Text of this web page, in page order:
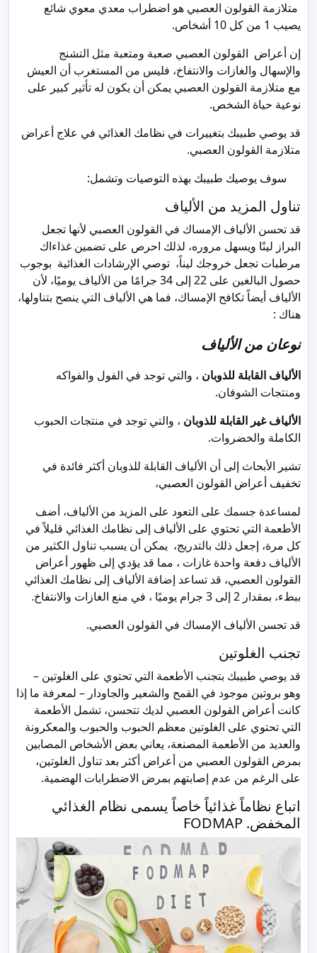
متلازمة القولون العصبي هو اضطراب معدي معوي شائع
يصيب 1 من كل 10 أشخاص.
إن أعراض القولون العصبي صعبة ومتعبة مثل التشنج
والإسهال والغازات والانتفاخ، فليس من المستغرب أن العيش
مع متلازمة القولون العصبي يمكن أن يكون له تأثير كبير على
نوعية حياة الشخص.
قد يوصي طبيبك بتغييرات في نظامك الغذائي في علاج أعراض
متلازمة القولون العصبي.
سوف يوصيك طبيبك بهذه التوصيات وتشمل:
تناول المزيد من الألياف
قد تحسن الألياف الإمساك في القولون العصبي لأنها تجعل
البراز لينًا ويسهل مروره، لذلك احرص على تضمين غذاءاك
مرطبات تجعل خروجك ليناً، توصي الإرشادات الغذائية بوجوب
حصول البالغين على 22 إلى 34 جرامًا من الألياف يوميًا، لأن
الألياف أيضاً تكافح الإمساك، فما هي الألياف التي ينصح بتناولها،
هناك :
نوعان من الألياف
الألياف القابلة للذوبان ، والتي توجد في الفول والفواكه
ومنتجات الشوفان.
الألياف غير القابلة للذوبان ، والتي توجد في منتجات الحبوب
الكاملة والخضروات.
تشير الأبحاث إلى أن الألياف القابلة للذوبان أكثر فائدة في
تخفيف أعراض القولون العصبي،
لمساعدة جسمك على التعود على المزيد من الألياف، أضف
الأطعمة التي تحتوي على الألياف إلى نظامك الغذائي قليلاً في
كل مرة، إجعل ذلك بالتدريج، يمكن أن يسبب تناول الكثير من
الألياف دفعة واحدة غازات ، مما قد يؤدي إلى ظهور أعراض
القولون العصبي، قد تساعد إضافة الألياف إلى نظامك الغذائي
ببطء، بمقدار 2 إلى 3 جرام يوميًا ، في منع الغازات والانتفاخ.
قد تحسن الألياف الإمساك في القولون العصبي.
تجنب الغلوتين
قد يوصي طبيبك بتجنب الأطعمة التي تحتوي على الغلوتين –
وهو بروتين موجود في القمح والشعير والجاودار – لمعرفة ما إذا
كانت أعراض القولون العصبي لديك تتحسن، تشمل الأطعمة
التي تحتوي على الغلوتين معظم الحبوب والحبوب والمعكرونة
والعديد من الأطعمة المصنعة، يعاني بعض الأشخاص المصابين
بمرض القولون العصبي من أعراض أكثر بعد تناول الغلوتين،
على الرغم من عدم إصابتهم بمرض الاضطرابات الهضمية.
اتباع نظاماً غذائياً خاصاً يسمى نظام الغذائي
المخفض. FODMAP